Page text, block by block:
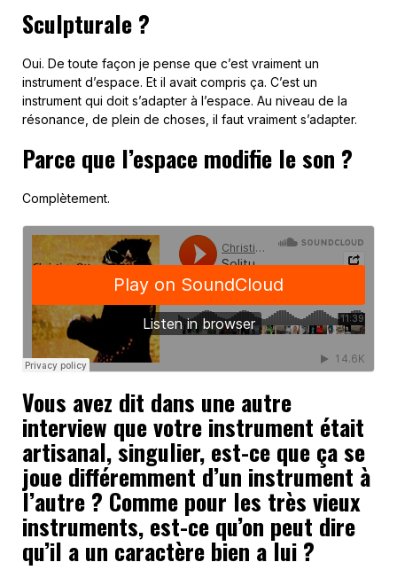
Sculpturale ?
Oui. De toute façon je pense que c’est vraiment un
instrument d’espace. Et il avait compris ça. C’est un
instrument qui doit s’adapter à l’espace. Au niveau de la
résonance, de plein de choses, il faut vraiment s’adapter.
Parce que l’espace modifie le son ?
Complètement.
Vous avez dit dans une autre
interview que votre instrument était
artisanal, singulier, est-ce que ça se
joue différemment d’un instrument à
l’autre ? Comme pour les très vieux
instruments, est-ce qu’on peut dire
qu’il a un caractère bien a lui ?